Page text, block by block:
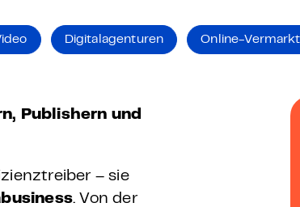
Digitalagenturen Online-
Publishern und
– sie
. Von der